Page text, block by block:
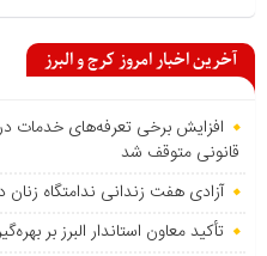
آخرین اخبار امروز کرج و البرز
افزایش برخی تعرفه‌های خدمات
قانونی متوقف شد
آزادی هفت زندانی ندامتگاه
تأکید معاون استاندار البرز بر